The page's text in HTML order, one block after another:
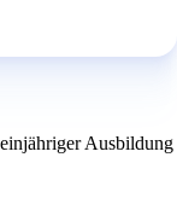
Ausbildung